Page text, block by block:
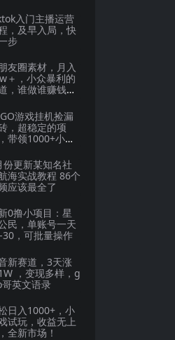
入门主播运营
，及早入局，快
步
友圈素材，月入
＋，小众暴利的
，谁做谁赚钱
游戏挂机捡漏
，超稳定的项
带领1000+小白
份更新某知名社
海实战教程 86个
应该最全了
0撸小项目：星
民，单账号一天
30，可批量操作
新赛道，3天涨
，变现多样，g
英文语录
日入1000+，小
试玩，收益无上
全新市场！